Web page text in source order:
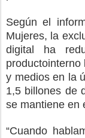
Según el
Mujeres, la
digital ha
productointerno
y medios en la
1,5 billones de
se mantiene en
“Cuando